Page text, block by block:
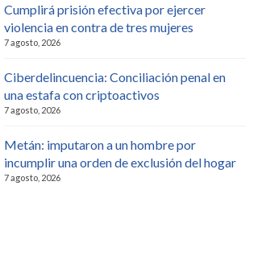
Cumplirá prisión efectiva por ejercer
violencia en contra de tres mujeres
7 agosto, 2026
Ciberdelincuencia: Conciliación penal en
una estafa con criptoactivos
7 agosto, 2026
Metán: imputaron a un hombre por
incumplir una orden de exclusión del hogar
7 agosto, 2026